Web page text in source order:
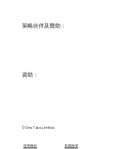
​策略伙伴及贊助：
資助：
© One Take Limited
使用條款 ​私隱政策